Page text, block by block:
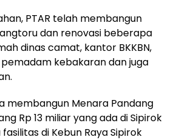
PTAR telah membangun
dan renovasi beberapa
dinas camat, kantor BKKBN,
kebakaran dan juga
membangun Menara Pandang
Rp 13 miliar yang ada di Sipirok
di Kebun Raya Sipirok